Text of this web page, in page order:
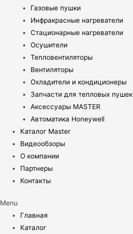
Газовые пушки
Инфракрасные нагреватели
Стационарные нагреватели
Осушители
Тепловентиляторы
Вентиляторы
Охладители и кондиционеры
Запчасти для тепловых пушек
Аксессуары MASTER
Автоматика Honeywell
Каталог Master
Видеообзоры
О компании
Партнеры
Контакты
Menu
Главная
Каталог